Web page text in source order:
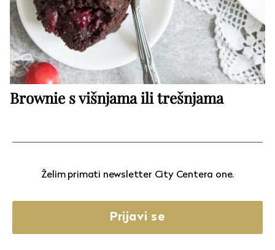
Brownie s višnjama ili trešnjama
Želim primati newsletter City Centera one.
Prijavi se